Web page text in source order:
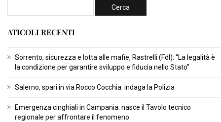
ATICOLI RECENTI
Sorrento, sicurezza e lotta alle mafie, Rastrelli (FdI): “La legalità è
la condizione per garantire sviluppo e fiducia nello Stato”
Salerno, spari in via Rocco Cocchia: indaga la Polizia
Emergenza cinghiali in Campania: nasce il Tavolo tecnico
regionale per affrontare il fenomeno